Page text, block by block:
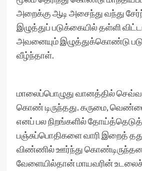
அறைக்கு ஆடி அசைந்து வந்து
இழுத்துப் படுக்கையில் தள்ளி
அவனையும் இழுத்துக்கொண்டு
வீழ்ந்தாள்.
மாலைப்பொழுது வானத்தில்
கொண் டிருந்தது. கருமை,
எனப் பல நிறங்களில்
பஞ்சுப்பொதிகளை வாரி இறைத்
விண்ணில் ஊர்ந்து
வேளையில்தான் மாயவரின்